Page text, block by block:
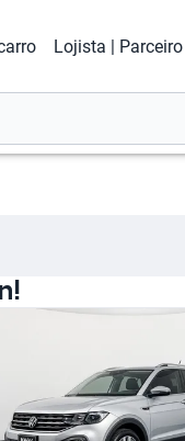
Lojista | Parceiro